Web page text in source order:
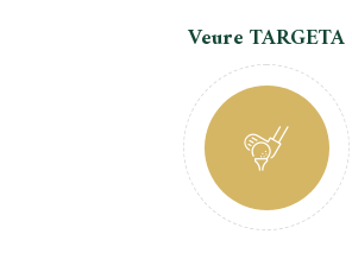
Veure TARGETA